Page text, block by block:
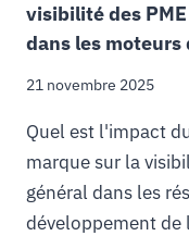
visibilité des
dans les moteurs
21 novembre 2025
Quel est l'impact
marque sur la
général dans les
développement de